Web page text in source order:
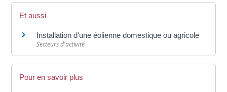
Et aussi
Installation d'une éolienne domestique ou agricole
Secteurs d'activité
Pour en savoir plus